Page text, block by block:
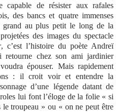
capable de résister aux rafales
des bancs et quatre immenses
grand au plus petit le long de la
des images du spectacle
, c’est l’histoire du poète Andreï
chez son ami jardinier
épouser. Mais rapidement
: il croit voir et entendre la
d’une légende datant de
lui font l’éloge de la folie « si
troupeau » ou « on ne peut être